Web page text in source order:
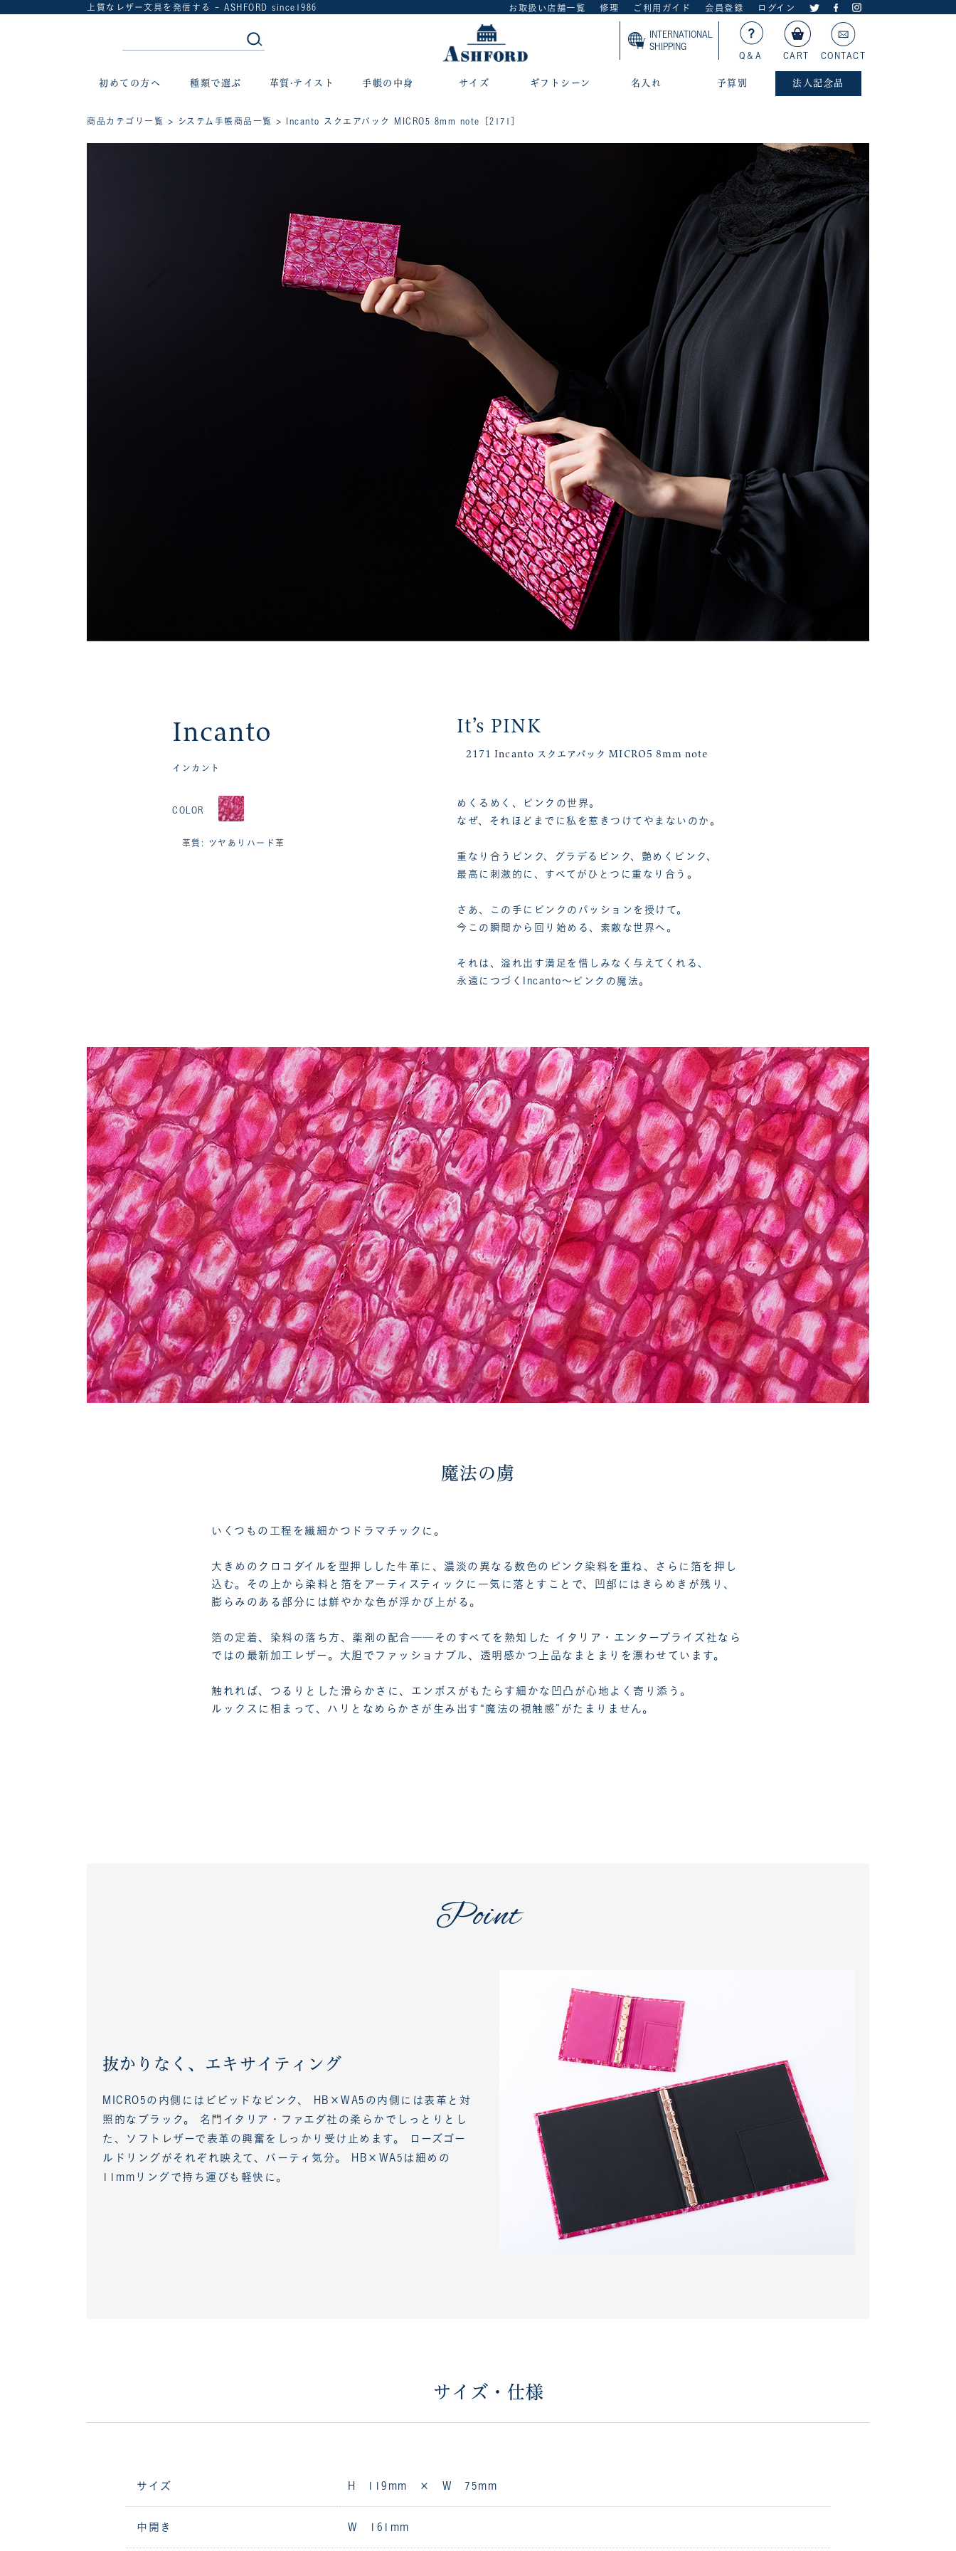
上質なレザー文具を発信する - ASHFORD since1986 お取扱い店舗一覧 修理 ご利用ガイド 会員登録 ログイン
INTERNATIONAL
SHIPPING
Q＆A
CART CONTACT
初めての方へ 種類で選ぶ 革質·テイスト 手帳の中身 サイズ ギフトシーン 名入れ 予算別 法人記念品
商品カテゴリ一覧 > システム手帳商品一覧 > Incanto スクエアバック MICRO5 8mm note［2171］
Incanto
インカント
COLOR
革質: ツヤありハード革
It’s PINK
2171 Incanto スクエアバック MICRO5 8mm note
めくるめく、ピンクの世界。
なぜ、それほどまでに私を惹きつけてやまないのか。
重なり合うピンク、グラデるピンク、艶めくピンク、
最高に刺激的に、すべてがひとつに重なり合う。
さあ、この手にピンクのパッションを授けて。
今この瞬間から回り始める、素敵な世界へ。
それは、溢れ出す満足を惜しみなく与えてくれる、
永遠につづくIncanto〜ピンクの魔法。
魔法の虜
いくつもの工程を繊細かつドラマチックに。
大きめのクロコダイルを型押しした牛革に、濃淡の異なる数色のピンク染料を重ね、さらに箔を押し
込む。その上から染料と箔をアーティスティックに一気に落とすことで、凹部にはきらめきが残り、
膨らみのある部分には鮮やかな色が浮かび上がる。
箔の定着、染料の落ち方、薬剤の配合──そのすべてを熟知した イタリア・エンタープライズ社なら
ではの最新加工レザー。大胆でファッショナブル、透明感かつ上品なまとまりを漂わせています。
触れれば、つるりとした滑らかさに、エンボスがもたらす細かな凹凸が心地よく寄り添う。
ルックスに相まって、ハリとなめらかさが生み出す“魔法の視触感”がたまりません。
Point
抜かりなく、エキサイティング
MICRO5の内側にはビビッドなピンク、 HB×WA5の内側には表革と対
照的なブラック。 名門イタリア・ファエダ社の柔らかでしっとりとし
た、ソフトレザーで表革の興奮をしっかり受け止めます。 ローズゴー
ルドリングがそれぞれ映えて、パーティ気分。 HB×WA5は細めの
11mmリングで持ち運びも軽快に。
サイズ・仕様
サイズ H 119mm × W 75mm
中開き W 161mm